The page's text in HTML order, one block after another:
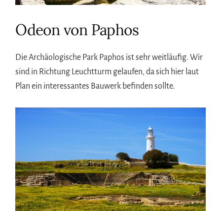
Odeon von Paphos
Die Archäologische Park Paphos ist sehr weitläufig. Wir
sind in Richtung Leuchtturm gelaufen, da sich hier laut
Plan ein interessantes Bauwerk befinden sollte.